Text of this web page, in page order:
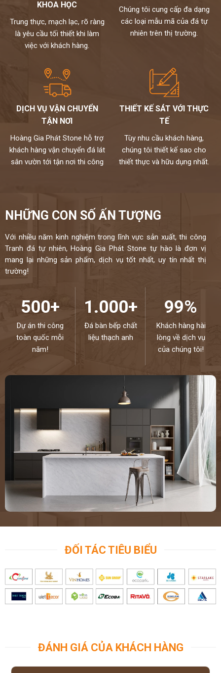
KHOA HỌC
Trung thực, mạch lạc, rõ ràng
là yêu cầu tối thiết khi làm
việc với khách hàng.
Chúng tôi cung cấp đa dạng
các loại mẫu mã của đá tự
nhiên trên thị trường.
DỊCH VỤ VẬN CHUYỂN
TẬN NƠI
Hoàng Gia Phát Stone hỗ trợ
khách hàng vận chuyển đá lát
sân vườn tới tận nơi thi công
THIẾT KẾ SÁT VỚI THỰC
TẾ
Tùy nhu cầu khách hàng,
chúng tôi thiết kế sao cho
thiết thực và hữu dụng nhất.
NHỮNG CON SỐ ẤN TƯỢNG
Với nhiều năm kinh nghiệm trong lĩnh vực sản xuất, thi công
Tranh đá tự nhiên, Hoàng Gia Phát Stone tự hào là đơn vị
mang lại những sản phẩm, dịch vụ tốt nhất, uy tín nhất thị
trường!
500+
Dự án thi công
toàn quốc mỗi
năm!
1.000+
Đá bàn bếp chất
liệu thạch anh
99%
Khách hàng hài
lòng về dịch vụ
của chúng tôi!
ĐỐI TÁC TIÊU BIỂU
ĐÁNH GIÁ CỦA KHÁCH HÀNG